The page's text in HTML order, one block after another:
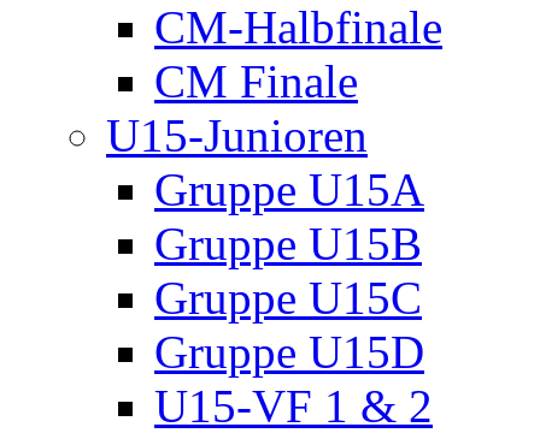
CM-Halbfinale
CM Finale
U15-Junioren
Gruppe U15A
Gruppe U15B
Gruppe U15C
Gruppe U15D
U15-VF 1 & 2